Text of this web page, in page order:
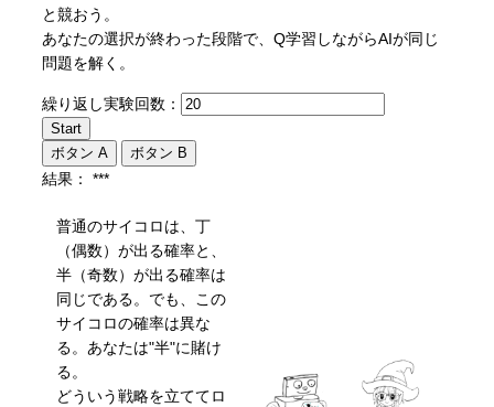
と競おう。
あなたの選択が終わった段階で、Q学習しながらAIが同じ
問題を解く。
繰り返し実験回数：
結果： ***
普通のサイコロは、丁
（偶数）が出る確率と、
半（奇数）が出る確率は
同じである。でも、この
サイコロの確率は異な
る。あなたは"半"に賭け
る。
どういう戦略を立ててロ